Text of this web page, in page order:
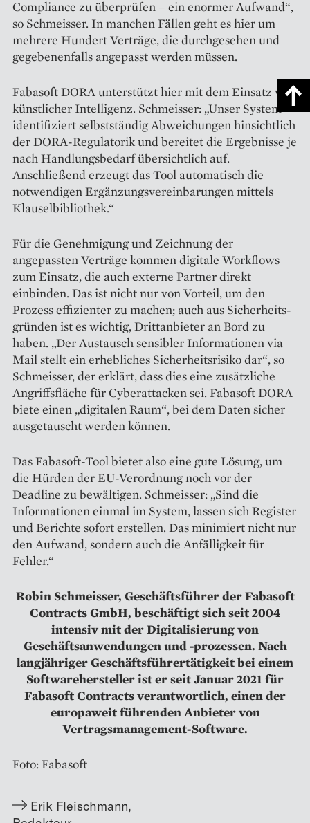
Compliance zu überprüfen – ein enormer Aufwand“,
so Schmeisser. In manchen Fällen geht es hier um
mehrere Hundert Verträge, die durchgesehen und
gegebenenfalls angepasst werden müssen.
Fabasoft DORA unterstützt hier mit dem Einsatz von
künstlicher ­Intelligenz. Schmeisser: „Unser ­System
identifiziert selbstständig Abweichungen hinsichtlich
der DORA-Regulatorik und bereitet die Ergebnisse je
nach Handlungsbedarf übersichtlich auf.
Anschließend erzeugt das Tool automatisch die
notwendigen Ergänzungsvereinbarungen mittels
Klauselbibliothek.“
Für die Genehmigung und Zeichnung der
angepassten Verträge kommen digitale Workflows
zum Einsatz, die auch externe Partner direkt
einbinden. Das ist nicht nur von Vorteil, um den
Prozess effizienter zu machen; auch aus Sicherheits­
gründen ist es wichtig, Drittanbieter an Bord zu
haben. „Der Austausch sensibler Informationen via
Mail stellt ein erhebliches Sicherheitsrisiko dar“, so
Schmeisser, der erklärt, dass dies eine zusätzliche
Angriffsfläche für Cyberattacken sei. Fabasoft DORA
biete einen „digitalen Raum“, bei dem Daten sicher
ausgetauscht werden können.
Das Fabasoft-Tool bietet also eine gute Lösung, um
die Hürden der EU-Verordnung noch vor der
Deadline zu bewältigen. Schmeisser: „Sind die
Informationen einmal im System, lassen sich Register
und Berichte sofort erstellen. Das minimiert nicht nur
den Aufwand, sondern auch die Anfälligkeit für
Fehler.“
Robin Schmeisser, Geschäftsführer der Fabasoft
Contracts GmbH, beschäftigt sich seit 2004
intensiv mit der Digitalisierung von
Geschäftsanwendungen und -prozessen. Nach
langjähriger Geschäftsführertätigkeit bei einem
Softwarehersteller ist er seit Januar 2021 für
Fabasoft Contracts verantwortlich, einen der
europaweit führenden Anbieter von
Vertragsmanagement-Software.
Foto: Fabasoft
Erik Fleischmann,